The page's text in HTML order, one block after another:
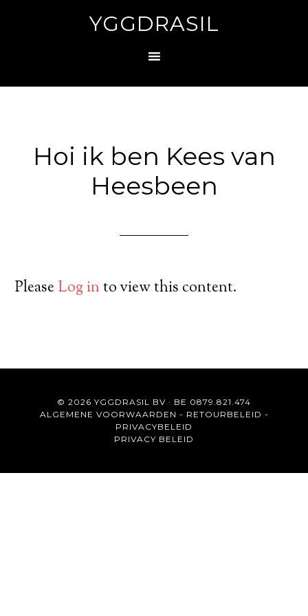
YGGDRASIL
Hoi ik ben Kees van
Heesbeen
PleaseLog into view this content.
© 2026 YGGDRASIL BV · BE 0879.821.474
ALGEMENE VOORWAARDEN - RETOURBELEID -
PRIVACYBELEID
PRIVACY BELEID